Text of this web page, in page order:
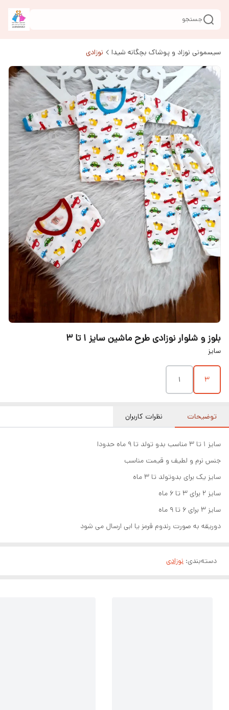
جستجو
سیسمونی نوزاد و پوشاک بچگانه شیدا نوزادی
بلوز و شلوار نوزادی طرح ماشین سایز ۱ تا ۳
سایز
۳ ۱
توضیحات نظرات کاربران
سایز ۱ تا ۳ مناسب بدو تولد تا ۹ ماه حدودا
جنس نرم و لطیف و قیمت مناسب
سایز یک برای بدوتولد تا ۳ ماه
سایز ۲ برای ۳ تا ۶ ماه
سایز ۳ برای ۶ تا ۹ ماه
دوریقه به صورت رندوم قرمز یا ابی ارسال می شود
دسته‌بندی: نوزادی